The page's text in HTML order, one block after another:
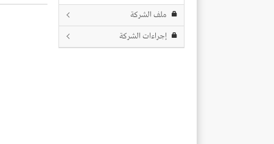
ملف الشركة
إجراءات الشركة